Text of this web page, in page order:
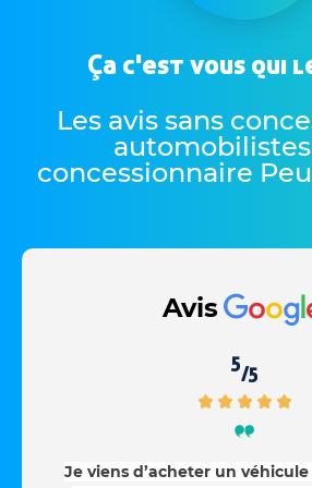
Ça c'est vous qui
Les avis sans
automobilistes
concessionnaire
Avis
5/5
Je viens d’acheter un véhicule